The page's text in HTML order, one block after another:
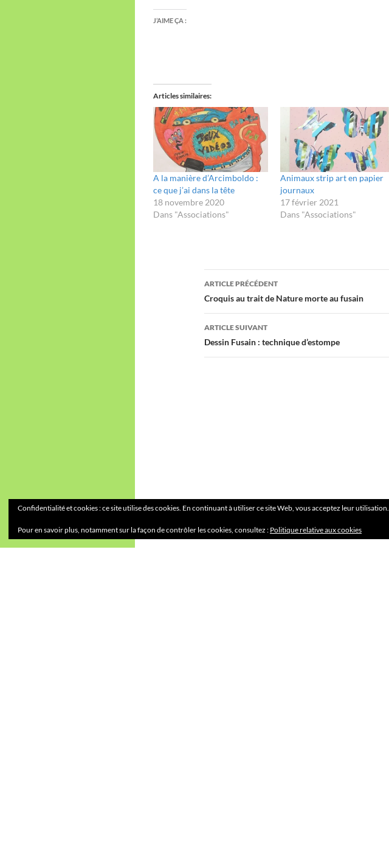
J’AIME ÇA :
Articles similaires
A la manière d’Arcimboldo :
ce que j’ai dans la tête
18 novembre 2020
Dans "Associations"
Animaux strip art en papier
journaux
17 février 2021
Dans "Associations"
des
articles
ARTICLE PRÉCÉDENT
Croquis au trait de Nature morte au fusain
ARTICLE SUIVANT
Dessin Fusain : technique d’estompe
Confidentialité et cookies : ce site utilise des cookies. En continuant à utiliser ce site Web, vous acceptez leur utilisation.
Pour en savoir plus, notamment sur la façon de contrôler les cookies, consultez : Politique relative aux cookies